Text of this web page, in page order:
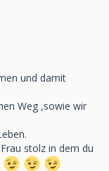
und damit
Weg ,sowie wir
stolz in dem du